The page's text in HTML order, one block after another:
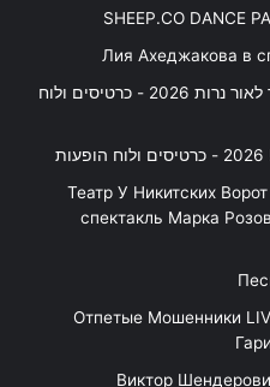
SHEEP.CO DANCE
Лия Ахеджакова в
משופן ועד AC/DC - מופע פסנתר לאור נרות 2026 - כרטיסים ולוח
"Театр У Никитских
спектакль Марка
Отпетые Мошенники
Виктор